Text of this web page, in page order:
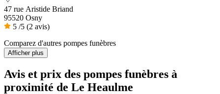
47 rue Aristide Briand
95520 Osny
5 /5 (2 avis)
Comparez d'autres pompes funèbres
Afficher plus
Avis et prix des pompes funèbres à
proximité de Le Heaulme